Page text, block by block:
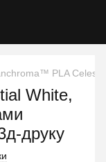
PLA
White,
друку